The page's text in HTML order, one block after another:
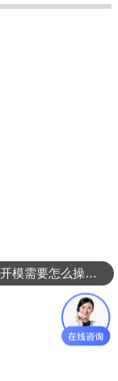
我要开模需要怎么操作？